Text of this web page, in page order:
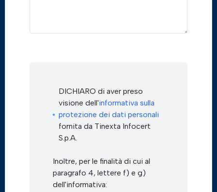
DICHIARO di aver preso
visione dell'informativa sulla
protezione dei dati personali
fornita da Tinexta Infocert
S.p.A.
Inoltre, per le finalità di cui al
paragrafo 4, lettere f) e g)
dell'informativa: